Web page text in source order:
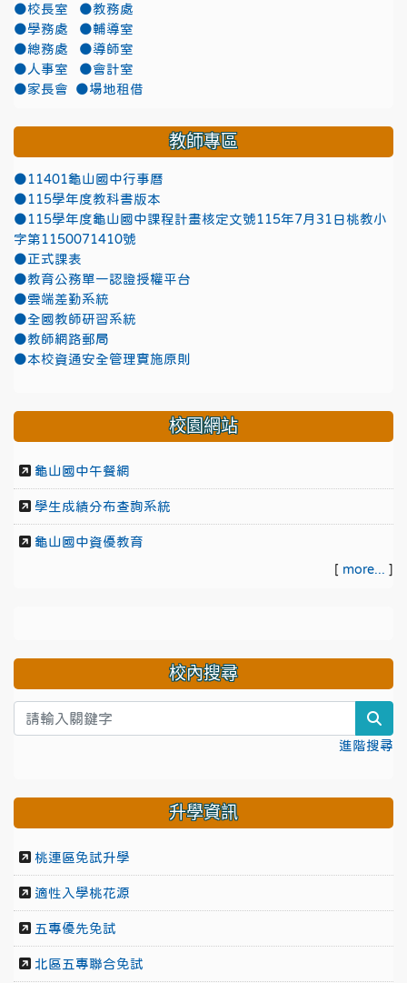
●校長室
●教務處
●學務處
●輔導室
●總務處
●導師室
●人事室
●會計室
●家長會
●場地租借
教師專區
●11401龜山國中行事曆
●115學年度教科書版本
●115學年度龜山國中課程計畫核定文號115年7月31日桃教小
字第1150071410號
●正式課表
●教育公務單一認證授權平台
●雲端差勤系統
●全國教師研習系統
●教師網路郵局
●本校資通安全管理實施原則
校園網站
龜山國中午餐網
學生成績分布查詢系統
龜山國中資優教育
[ more... ]
校內搜尋
進階搜尋
升學資訊
桃連區免試升學
適性入學桃花源
五專優先免試
北區五專聯合免試